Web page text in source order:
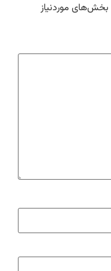
بخش‌های موردنیاز